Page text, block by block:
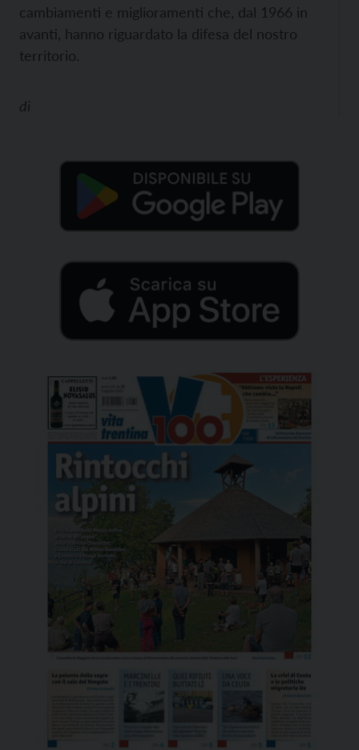
cambiamenti e miglioramenti che, dal 1966 in
avanti, hanno riguardato la difesa del nostro
territorio.
di